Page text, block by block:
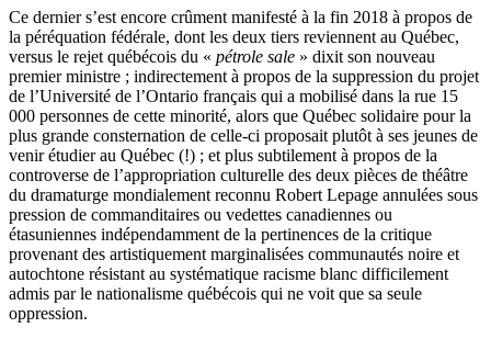
Ce dernier s’est encore crûment manifesté à la fin 2018 à propos de
la péréquation fédérale, dont les deux tiers reviennent au Québec,
versus le rejet québécois du « pétrole sale » dixit son nouveau
premier ministre ; indirectement à propos de la suppression du projet
de l’Université de l’Ontario français qui a mobilisé dans la rue 15
000 personnes de cette minorité, alors que Québec solidaire pour la
plus grande consternation de celle-ci proposait plutôt à ses jeunes de
venir étudier au Québec (!) ; et plus subtilement à propos de la
controverse de l’appropriation culturelle des deux pièces de théâtre
du dramaturge mondialement reconnu Robert Lepage annulées sous
pression de commanditaires ou vedettes canadiennes ou
étasuniennes indépendamment de la pertinences de la critique
provenant des artistiquement marginalisées communautés noire et
autochtone résistant au systématique racisme blanc difficilement
admis par le nationalisme québécois qui ne voit que sa seule
oppression.